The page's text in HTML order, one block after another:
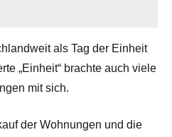
als Tag der Einheit
„Einheit“ brachte auch viele
mit sich.
der Wohnungen und die